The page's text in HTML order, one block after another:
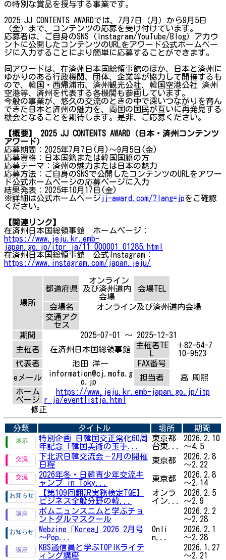
の特別な賞品を授与する事業です。
2025 JJ CONTENTS AWARDでは、7月7日（月）から9月5日
（金）まで、コンテンツの応募を受け付けています。
応募者は、ご自身のSNS（Instagram/YouTube/Blog）アカウ
ントに公開したコンテンツのURLをアワード公式ホームペー
ジに入力することにより簡単に応募することができます。
同アワードは、在済州日本国総領事館のほか、日本と済州に
ゆかりのある行政機関、団体、企業等が協力して開催するも
ので、韓国・西帰浦市、済州観光公社、韓国空港公社 済州
空港等、済州を代表する各機関も参画しています。
今般の事業が、悠久の交流のときの中で深いつながりを育ん
できた日本と済州の魅力を、両国の国民が互いに再発見する
機会となることを期待します。是非、ご応募ください。
【概要】 2025 JJ CONTENTS AWARD（日本・済州コンテンツ
アワード）
応募期間：2025年7月7日(月)～9月5日(金)
応募資格：日本国籍または韓国国籍の方
応募テーマ：済州の魅力または日本の魅力
応募方法：ご自身のSNSで公開したコンテンツのURLをアワー
ド公式ホームページの応募ページに入力
結果発表：2025年10月17日(金)
※詳細は公式ホームページ jj-award.com/?lang=jpをご確認
ください。
【関連リンク】
在済州日本国総領事館 ホームページ：
https://www.jeju.kr.emb-
japan.go.jp/itpr_ja/11_000001_01285.html
在済州日本国総領事館 公式Instagram：
https://www.instagram.com/japan.jeju/
場所
都道府県
オンライン
及び済州道内
会場
会場TEL
会場名
オンライン及び済州道内会場
交通アク
セス
期間
2025-07-01 ～ 2025-12-31
主催者
在済州日本国総領事館
主催者TE
＋82-64-7
10-9523
代表者
池田 洋一
FAX番号
eメール
information@cj.mofa.g
o.jp
担当者
高 周熙
ホーム
ページ
https://www.jeju.kr.emb-japan.go.jp/itp
r_ja/eventlistja.html
修正
分類 タイトル 場所
期間
特別企画 日韓国交正常化60周
年記念「韓国美術の玉手...
東京都
台東...
2026.2.10
～4.5
下北沢日韓交流会－2月の開催
日程
東京都
2026.2.8
～2.22
2026年冬・日韓青少年交流キ
ャンプ in Toky...
東京都
2026.2.8
～2.14
【第109回翻訳実務検定TQE】
ビジネス全般分野の韓...
オンラ
イン...
2026.2.5
～2.9
ポムニュンスニムと学ぶチョ
ントダルマスクール
2026.2.2
～2.28
Webzine「Korea」2026 2月号
～Pop...
Onli
n...
2026.2.1
～2.28
KBS通信員と学ぶTOPIKライテ
ィング講座
2026.1.27
～2.21